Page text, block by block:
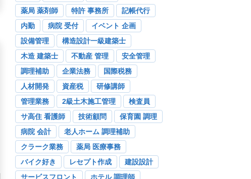
薬局 薬剤師
特許 事務所
記帳代行
内勤
病院 受付
イベント 企画
設備管理
構造設計一級建築士
木造 建築士
不動産 管理
安全管理
調理補助
企業法務
国際税務
人材開発
資産税
研修講師
管理業務
2級土木施工管理
検査員
サ高住 看護師
技術顧問
保育園 調理
病院 会計
老人ホーム 調理補助
クラーク業務
薬局 医療事務
バイク好き
レセプト作成
建設設計
サービスフロント
ホテル 調理師